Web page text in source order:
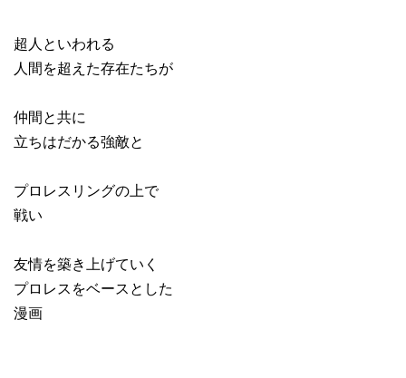
超人といわれる
人間を超えた存在たちが
仲間と共に
立ちはだかる強敵と
プロレスリングの上で
戦い
友情を築き上げていく
プロレスをベースとした
漫画